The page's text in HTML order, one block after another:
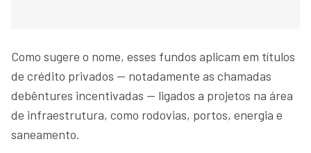
Como sugere o nome, esses fundos aplicam em títulos
de crédito privados — notadamente as chamadas
debêntures incentivadas — ligados a projetos na área
de infraestrutura, como rodovias, portos, energia e
saneamento.